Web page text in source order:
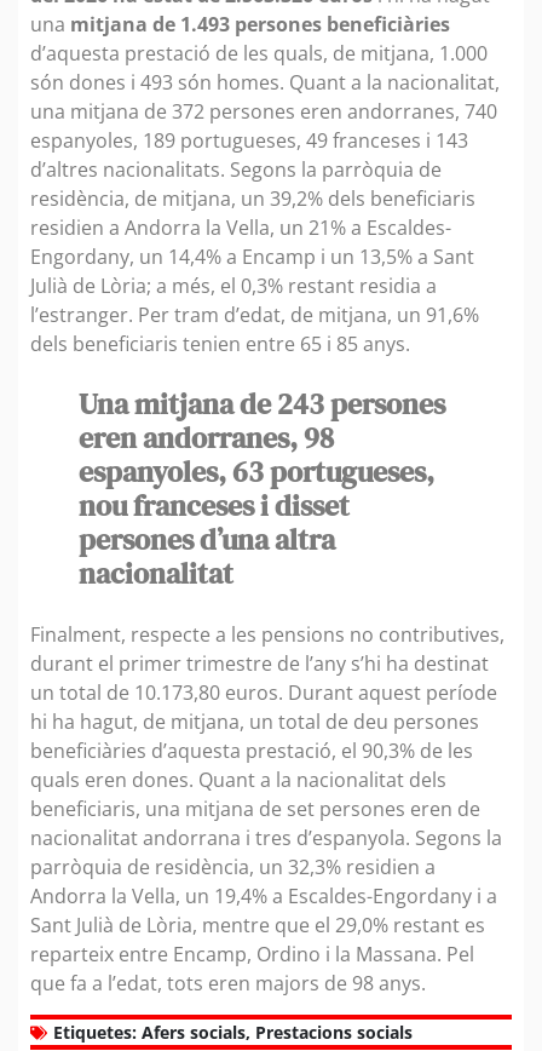
una mitjana de 1.493 persones beneficiàries
d’aquesta prestació de les quals, de mitjana, 1.000
són dones i 493 són homes. Quant a la nacionalitat,
una mitjana de 372 persones eren andorranes, 740
espanyoles, 189 portugueses, 49 franceses i 143
d’altres nacionalitats. Segons la parròquia de
residència, de mitjana, un 39,2% dels beneficiaris
residien a Andorra la Vella, un 21% a Escaldes-
Engordany, un 14,4% a Encamp i un 13,5% a Sant
Julià de Lòria; a més, el 0,3% restant residia a
l’estranger. Per tram d’edat, de mitjana, un 91,6%
dels beneficiaris tenien entre 65 i 85 anys.
Una mitjana de 243 persones
eren andorranes, 98
espanyoles, 63 portugueses,
nou franceses i disset
persones d’una altra
nacionalitat
Finalment, respecte a les pensions no contributives,
durant el primer trimestre de l’any s’hi ha destinat
un total de 10.173,80 euros. Durant aquest període
hi ha hagut, de mitjana, un total de deu persones
beneficiàries d’aquesta prestació, el 90,3% de les
quals eren dones. Quant a la nacionalitat dels
beneficiaris, una mitjana de set persones eren de
nacionalitat andorrana i tres d’espanyola. Segons la
parròquia de residència, un 32,3% residien a
Andorra la Vella, un 19,4% a Escaldes-Engordany i a
Sant Julià de Lòria, mentre que el 29,0% restant es
reparteix entre Encamp, Ordino i la Massana. Pel
que fa a l’edat, tots eren majors de 98 anys.
Etiquetes: Afers socials, Prestacions socials